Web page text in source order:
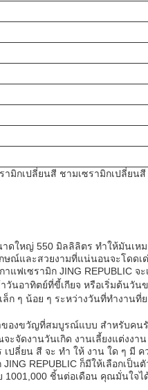
ามิกเปลี่ยนสี ชามเซรามิกเปลี่ยนสี
ดใหญ่ 550 มิลลิลิตร ทําให้มันเ
ษณ์และสวยงามที่แน่นอนจะโดด
แฟเซรามิก JING REPUBLIC จ
วันอาทิตย์ที่ขี้เกียจ หรือเริ่มต้นวั
ล็ก ๆ น้อย ๆ ระหว่างวันที่ทํางาน
องขวัญที่สมบูรณ์แบบ สําหรับคนรั
ะจัดงานวันเกิด งานเลี้ยงแต่งงา
ปลี่ยน สี จะ ทํา ให้ งาน ใด ๆ มี ค
REPUBLIC ก็มีให้เลือกเ
1001,000 ชิ้นต่อเดือน คุณมั่นใจ